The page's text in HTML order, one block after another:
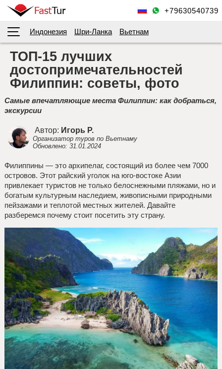
+79630540739
Индонезия Шри-Ланка Вьетнам
ТОП-15 лучших
достопримечательностей
Филиппин: советы, фото
Самые впечатляющие места Филиппин: как добраться,
экскурсии
Автор: Игорь Р.
Организатор туров по Вьетнаму
Обновлено: 31.01.2024
Филиппины — это архипелаг, состоящий из более чем 7000
островов. Этот райский уголок на юго-востоке Азии
привлекает туристов не только белоснежными пляжами, но и
богатым культурным наследием, живописными природными
пейзажами и теплотой местных жителей. Давайте
разберемся почему стоит посетить эту страну.